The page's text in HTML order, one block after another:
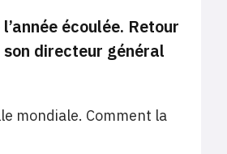
écoulée. Retour
directeur général
mondiale. Comment la